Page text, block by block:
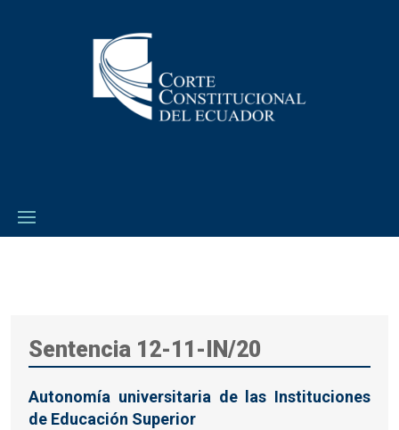
Sentencia 12-11-IN/20
Autonomía universitaria de las Instituciones
de Educación Superior